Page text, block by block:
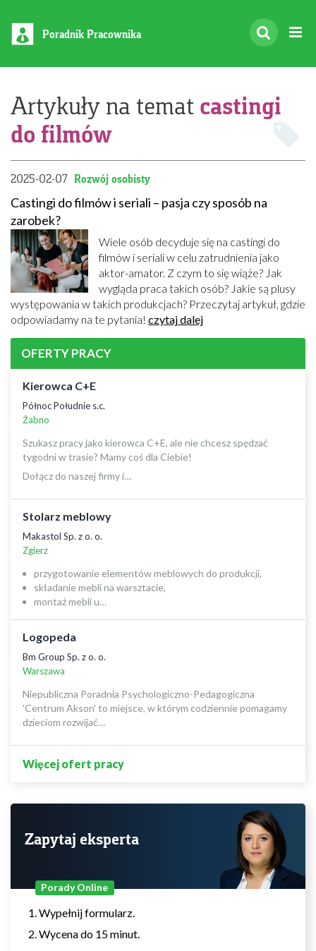
Poradnik Pracownika
Artykuły na temat castingi
do filmów
2025-02-07 Rozwój osobisty
Castingi do filmów i seriali – pasja czy sposób na
zarobek?
Wiele osób decyduje się na castingi do
filmów i seriali w celu zatrudnienia jako
aktor-amator. Z czym to się wiąże? Jak
wygląda praca takich osób? Jakie są plusy
występowania w takich produkcjach? Przeczytaj artykuł, gdzie
odpowiadamy na te pytania! czytaj dalej
OFERTY PRACY
Kierowca C+E
Północ Południe s.c.
Żabno
Szukasz pracy jako kierowca C+E, ale nie chcesz spędzać
tygodni w trasie? Mamy coś dla Ciebie!
Dołącz do naszej firmy i…
Stolarz meblowy
Makastol Sp. z o. o.
Zgierz
przygotowanie elementów meblowych do produkcji,
składanie mebli na warsztacie,
montaż mebli u…
Logopeda
Bm Group Sp. z o. o.
Warszawa
Niepubliczna Poradnia Psychologiczno-Pedagogiczna
'Centrum Akson' to miejsce, w którym codziennie pomagamy
dzieciom rozwijać…
Więcej ofert pracy
Zapytaj eksperta
Porady Online
Wypełnij formularz.
Wycena do 15 minut.